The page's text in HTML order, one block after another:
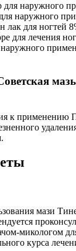
наружного
наружного
лак для ногтей
для лечения
к применению
мази
микологом
курса